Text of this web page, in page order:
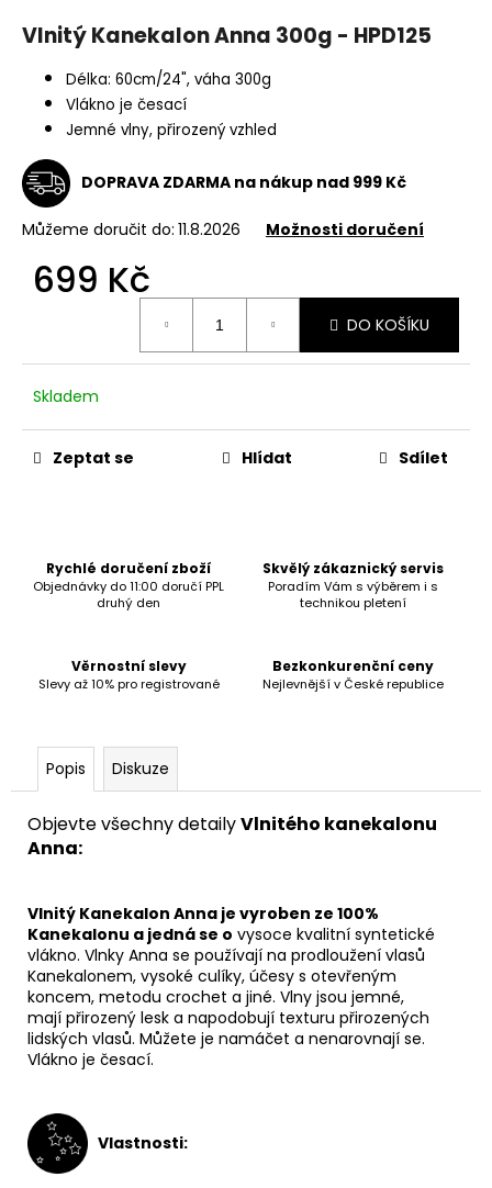
Vlnitý Kanekalon Anna 300g - HPD125
Délka: 60cm/24", váha 300g
Vlákno je česací
Jemné vlny, přirozený vzhled
DOPRAVA ZDARMA na nákup nad 999 Kč
Můžeme doručit do: 11.8.2026 Možnosti doručení
699 Kč
DO KOŠÍKU
Skladem
Zeptat se Hlídat Sdílet
Rychlé doručení zboží
Objednávky do 11:00 doručí PPL
druhý den
Skvělý zákaznický servis
Poradím Vám s výběrem i s
technikou pletení
Věrnostní slevy
Slevy až 10% pro registrované
Bezkonkurenční ceny
Nejlevnější v České republice
Popis Diskuze
Objevte všechny detailyVlnitého kanekalonu
Anna:
Vlnitý Kanekalon Anna je vyroben ze 100%
Kanekalonu a jedná se o vysoce kvalitní syntetické
vlákno. Vlnky Anna se používají na prodloužení vlasů
Kanekalonem, vysoké culíky, účesy s otevřeným
koncem, metodu crochet a jiné. Vlny jsou jemné,
mají přirozený lesk a napodobují texturu přirozených
lidských vlasů. Můžete je namáčet a nenarovnají se.
Vlákno je česací.
Vlastnosti:
a
o
p
o
u
m